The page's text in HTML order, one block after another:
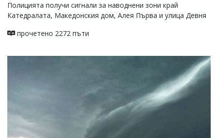
Полицията получи сигнали за наводнени зони край
Катедралата, Македонския дом, Алея Първа и улица Девня
прочетено 2272 пъти